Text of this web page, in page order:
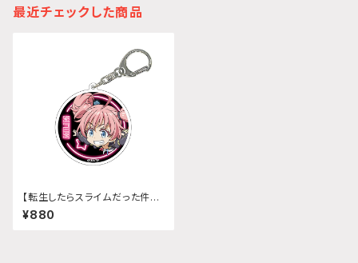
最近チェックした商品
【転生したらスライムだった件】う
きうきアクリルキーホルダー (ミ
リム)
¥880